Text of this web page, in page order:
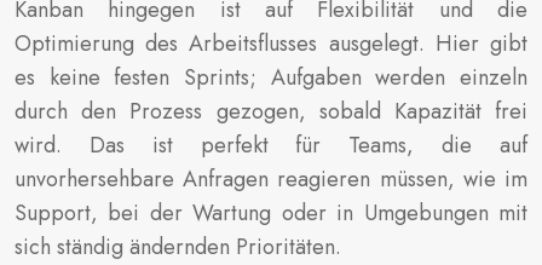
Kanban hingegen ist auf Flexibilität und die
Optimierung des Arbeitsflusses ausgelegt. Hier gibt
es keine festen Sprints; Aufgaben werden einzeln
durch den Prozess gezogen, sobald Kapazität frei
wird. Das ist perfekt für Teams, die auf
unvorhersehbare Anfragen reagieren müssen, wie im
Support, bei der Wartung oder in Umgebungen mit
sich ständig ändernden Prioritäten.